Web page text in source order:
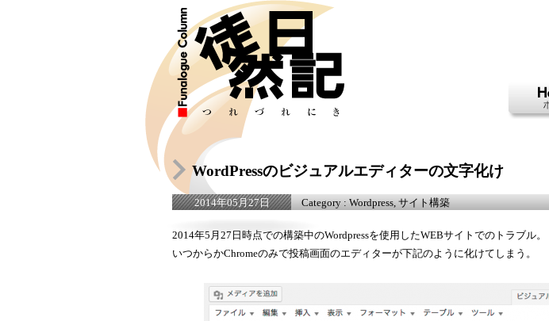
WordPressのビジュアルエディターの文字化け
2014年05月27日 Category : Wordpress, サイト構築
2014年5月27日時点での構築中のWordpressを使用したWEBサイトでのトラブル。
いつからかChromeのみで投稿画面のエディターが下記のように化けてしまう。